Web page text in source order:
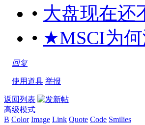
• 大盘现在还
• ★MSCI为
回复
使用道具 举报
返回列表
高级模式
B Color Image Link Quote Code Smilies